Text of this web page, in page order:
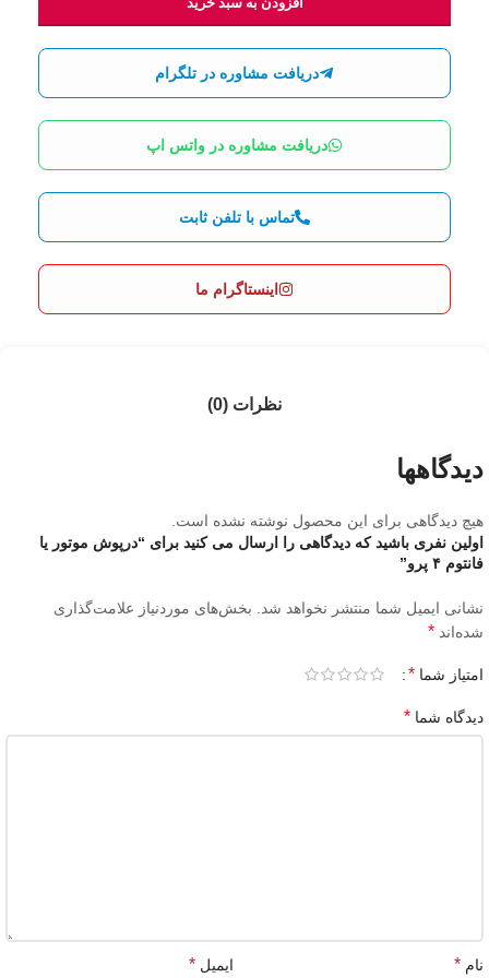
دریافت مشاوره در تلگرام
دریافت مشاوره در واتس اپ
تماس با تلفن ثابت
اینستاگرام ما
نظرات (0)
دیدگاهها
هیچ دیدگاهی برای این محصول نوشته نشده است.
اولین نفری باشید که دیدگاهی را ارسال می کنید برای “درپوش موتور یا
فانتوم ۴ پرو”
نشانی ایمیل شما منتشر نخواهد شد.
بخش‌های موردنیاز علامت‌گذاری
شده‌اند*
امتیاز شما*
دیدگاه شما*
نام* ایمیل*